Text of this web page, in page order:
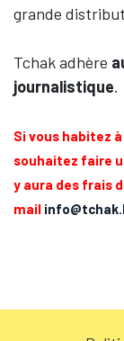
grande
Tchak adhère
journalistique.
Si vous habitez
souhaitez faire
y aura des frais
mail